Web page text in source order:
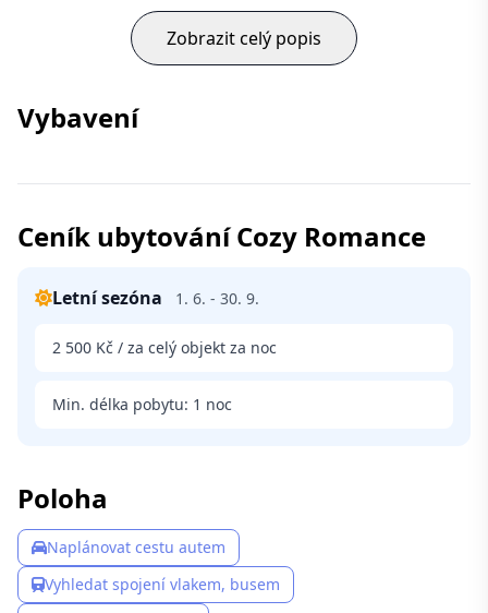
Zobrazit celý popis
Vybavení
Ceník ubytování Cozy Romance
Letní sezóna 1. 6. - 30. 9.
2 500 Kč / za celý objekt za noc
Min. délka pobytu: 1 noc
Poloha
Naplánovat cestu autem
Vyhledat spojení vlakem, busem